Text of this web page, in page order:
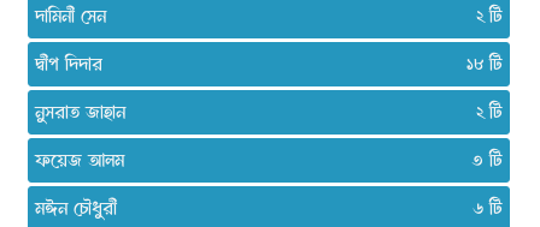
দামিনী সেন
২
দ্বীপ দিদার
১৮
নুসরাত জাহান
২
ফয়েজ আলম
৩
মঈন চৌধুরী
৬